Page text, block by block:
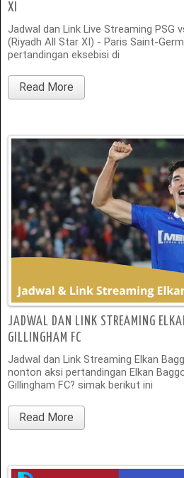
XI
Jadwal dan Link Live Streaming PSG
(Riyadh All Star XI) - Paris Saint-
pertandingan eksebisi di
Read More
JADWAL DAN LINK STREAMING
GILLINGHAM FC
Jadwal dan Link Streaming Elkan
nonton aksi pertandingan Elkan
Gillingham FC? simak berikut ini
Read More